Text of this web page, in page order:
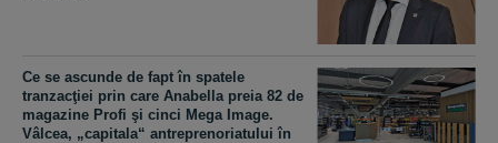
Ce se ascunde de fapt în spatele
tranzacţiei prin care Anabella preia 82 de
magazine Profi şi cinci Mega Image.
Vâlcea, „capitala“ antreprenoriatului în